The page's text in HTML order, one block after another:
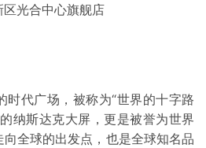
光合中心旗舰店
代广场，被称为“世界的十字路
纳斯达克大屏，更是被誉为世界
全球的出发点，也是全球知名品